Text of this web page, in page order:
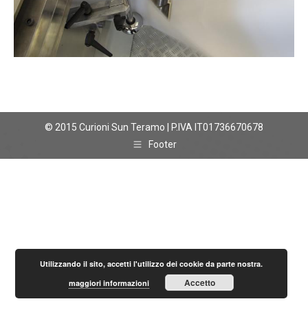
© 2015 Curioni Sun Teramo | P.IVA IT01736670678
Footer
Utilizzando il sito, accetti l'utilizzo dei cookie da parte nostra.
maggiori informazioni
Accetto